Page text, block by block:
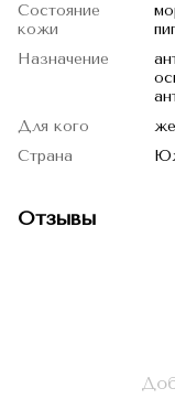
Состояние
кожи
Назначение
Для кого
Страна
Отзывы